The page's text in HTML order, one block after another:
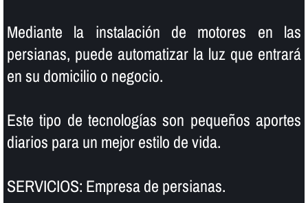
Mediante la instalación de motores en las
persianas, puede automatizar la luz que entrará
en su domicilio o negocio.
Este tipo de tecnologí­as son pequeños aportes
diarios para un mejor estilo de vida.
SERVICIOS: Empresa de persianas.